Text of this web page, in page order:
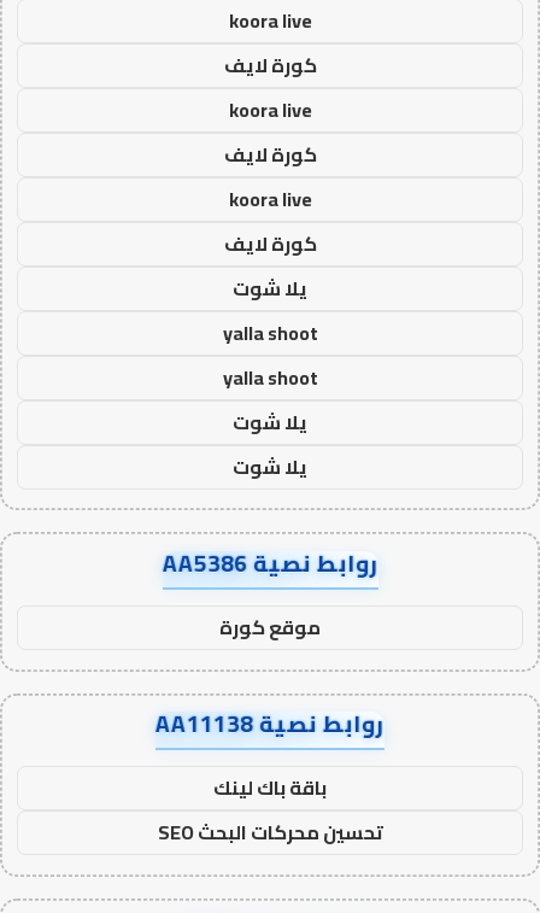
koora live
كورة لايف
koora live
كورة لايف
koora live
كورة لايف
يلا شوت
yalla shoot
yalla shoot
يلا شوت
يلا شوت
روابط نصية AA5386
موقع كورة
روابط نصية AA11138
باقة باك لينك
تحسين محركات البحث SEO